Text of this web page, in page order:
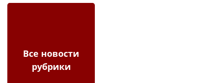
Все новости
рубрики